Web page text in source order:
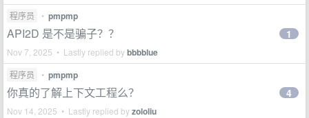
程序员 • pmpmp
API2D 是不是骗子？？
Nov 7, 2025 • Lastly replied bybbbblue
1
程序员 • pmpmp
你真的了解上下文工程么？
Nov 14, 2025 • Lastly replied byzololiu
4